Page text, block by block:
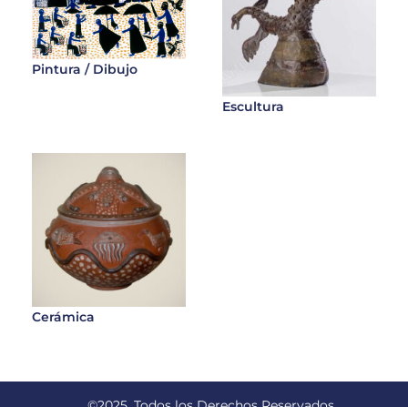
Pintura / Dibujo
Escultura
Cerámica